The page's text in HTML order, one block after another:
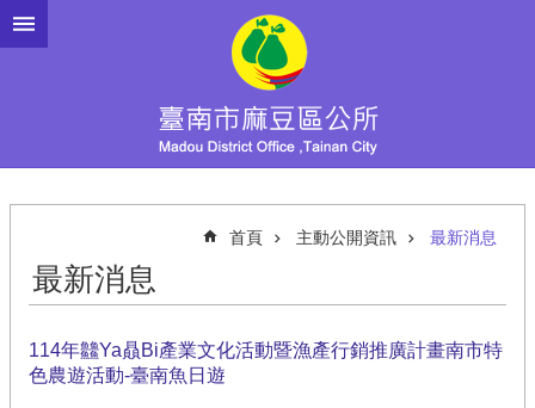
跳到主要內容區塊
首頁 主動公開資訊 最新消息
最新消息
114年䲜Ya贔Bi產業文化活動暨漁產行銷推廣計畫南市特
色農遊活動-臺南魚日遊